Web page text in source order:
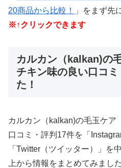
20商品から比較！
」をまず先
※↑クリックできます
カルカン（kalkan)の
チキン味の良い口コ
た！
カルカン（kalkan)の毛玉ケ
口コミ・評判17件を「
「Twitter（ツイッター）」を
上から情報をまとめてみました